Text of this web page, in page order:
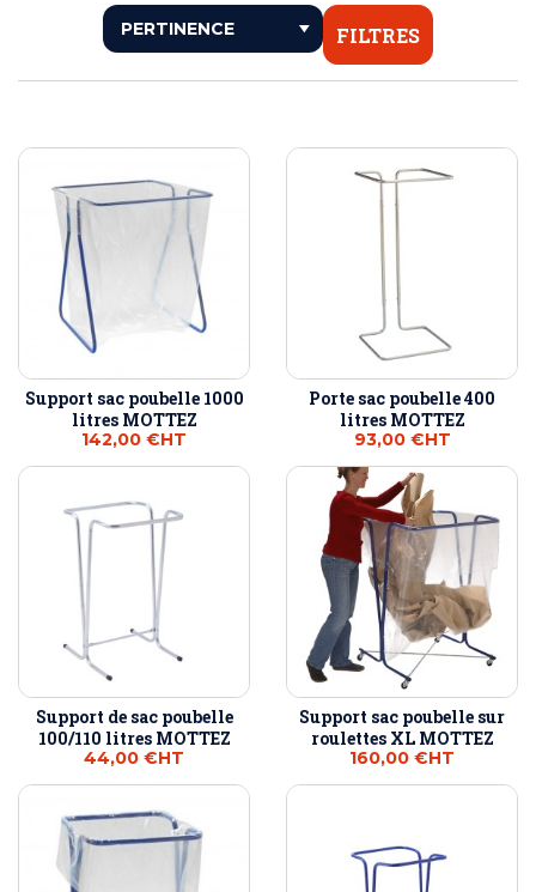
ESSUIE MAINS
SÈCHE MAINS POUR COLLECTIVITÉS
GESTION DES DÉCHETS
FILTRES
Support sac poubelle 1000
litres MOTTEZ
142,00 €HT
Porte sac poubelle 400
litres MOTTEZ
93,00 €HT
Support de sac poubelle
100/110 litres MOTTEZ
44,00 €HT
Support sac poubelle sur
roulettes XL MOTTEZ
160,00 €HT